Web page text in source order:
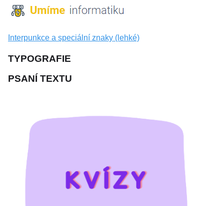
Interpunkce a speciální znaky (lehké)
TYPOGRAFIE
PSANÍ TEXTU